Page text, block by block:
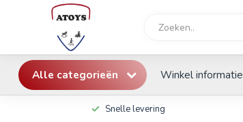
Alle categorieën Winkel informatie
Snelle levering